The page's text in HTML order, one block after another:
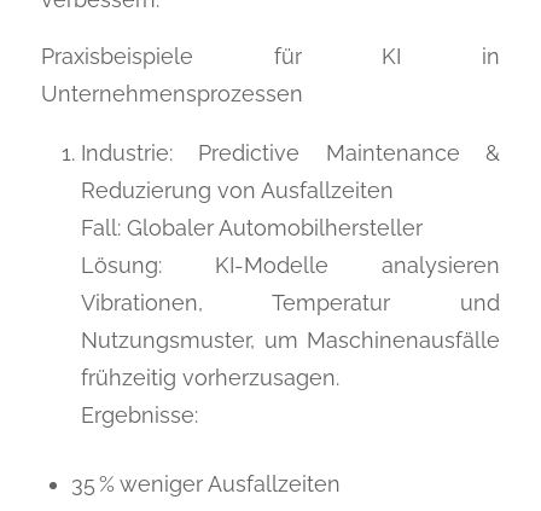
Praxisbeispiele für KI in
Unternehmensprozessen
Industrie: Predictive Maintenance &
Reduzierung von Ausfallzeiten
Fall: Globaler Automobilhersteller
Lösung: KI-Modelle analysieren
Vibrationen, Temperatur und
Nutzungsmuster, um Maschinenausfälle
frühzeitig vorherzusagen.
Ergebnisse:
35 % weniger Ausfallzeiten